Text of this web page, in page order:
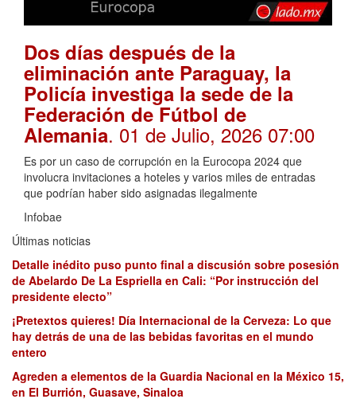
Dos días después de la
eliminación ante Paraguay, la
Policía investiga la sede de la
Federación de Fútbol de
Alemania. 01 de Julio, 2026 07:00
Es por un caso de corrupción en la Eurocopa 2024 que
involucra invitaciones a hoteles y varios miles de entradas
que podrían haber sido asignadas ilegalmente
Infobae
Últimas noticias
Detalle inédito puso punto final a discusión sobre posesión
de Abelardo De La Espriella en Cali: “Por instrucción del
presidente electo”
¡Pretextos quieres! Día Internacional de la Cerveza: Lo que
hay detrás de una de las bebidas favoritas en el mundo
entero
Agreden a elementos de la Guardia Nacional en la México 15,
en El Burrión, Guasave, Sinaloa